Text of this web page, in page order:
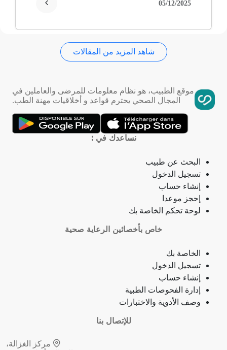
تمدد الأوعية الدموية
التهاب الحلق
ذبحة صدرية (مصطلح لاتيني)
فقدان الشهية
فقدان حاسة الشم
جمرة (أنثراكس)
لامبالاة
حبسة
05/12/2025
شاهد المزيد من المقالات
موقع الطبيب، هو نظام معلومات للمرضى والعاملين في
المجال الصحي يحترم قواعد و أخلاقيات مهنة الطب.
نساعدك في :
البحث عن طبيب
تسجيل الدخول
إنشاء حساب
إحجز موعدا
لوحة تحكم الخاصة بك
خاص بأخصائين الرعاية صحية
الخاصة بك
تسجيل الدخول
إنشاء حساب
إدارة الفحوصات الطبية
وصف الأدوية والاختبارات
للإتصال بنا
مركز الغزالة،